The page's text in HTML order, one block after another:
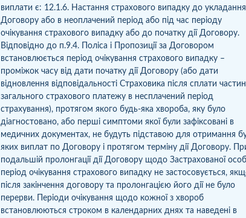
виплати є: 12.1.6. Настання страхового випадку до укладання
Договору або в неоплачений період або під час періоду
очікування страхового випадку або до початку дії Договору.
Відповідно до п.9.4. Поліса і Пропозиції за Договором
встановлюється період очікування страхового випадку –
проміжок часу від дати початку дії Договору (або дати
відновлення відповідальності Страховика після сплати
загального страхового платежу в несплачений період
страхування), протягом якого будь-яка хвороба, яку було
діагностовано, або перші симптоми якої були зафіксовані в
медичних документах, не будуть підставою для отримання
яких виплат по Договору і протягом терміну дії Договору.
подальшій пролонгації дії Договору щодо Застрахованої
період очікування страхового випадку не застосовується,
після закінчення договору та пролонгацією його дії не було
перерви. Періоди очікування щодо кожної з хвороб
встановлюються строком в календарних днях та наведені в